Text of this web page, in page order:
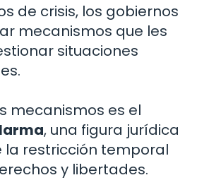
de crisis, los gobiernos
mecanismos que les
situaciones
mecanismos es el
, una figura jurídica
la restricción temporal
y libertades.